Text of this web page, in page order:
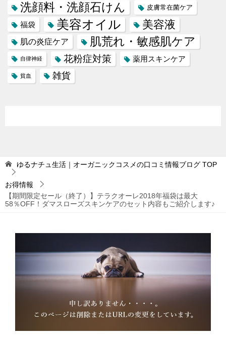
洗顔料・洗顔石けん 皮膚常在菌ケア
福袋 美容オイル 美容液
肌の炎症ケア 肌荒れ・敏感肌ケア
自律神経 花粉症対策 薬用スキンケア
貧血 雑貨
ゆるナチュ生活｜オーガニックコスメの口コミ情報ブログ TOP
お得情報
【期間限定セール（終了）】テラクオーレ2018年福袋は最大
58％OFF！ダマスローズスキンケアのセット内容もご紹介します♪